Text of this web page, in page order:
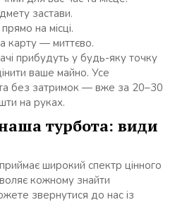
застави.
на місці.
карту — миттєво.
прибудуть у будь-яку точку
ваше майно. Усе
без затримок — вже за 20–30
на руках.
турбота: види
широкий спектр цінного
кожному знайти
звернутися до нас із